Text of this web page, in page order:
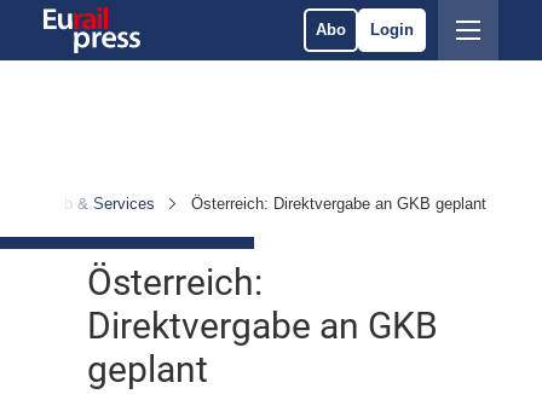
Abo Login
Betrieb & Services Österreich: Direktvergabe an GKB geplant
Österreich:
Direktvergabe an GKB
geplant